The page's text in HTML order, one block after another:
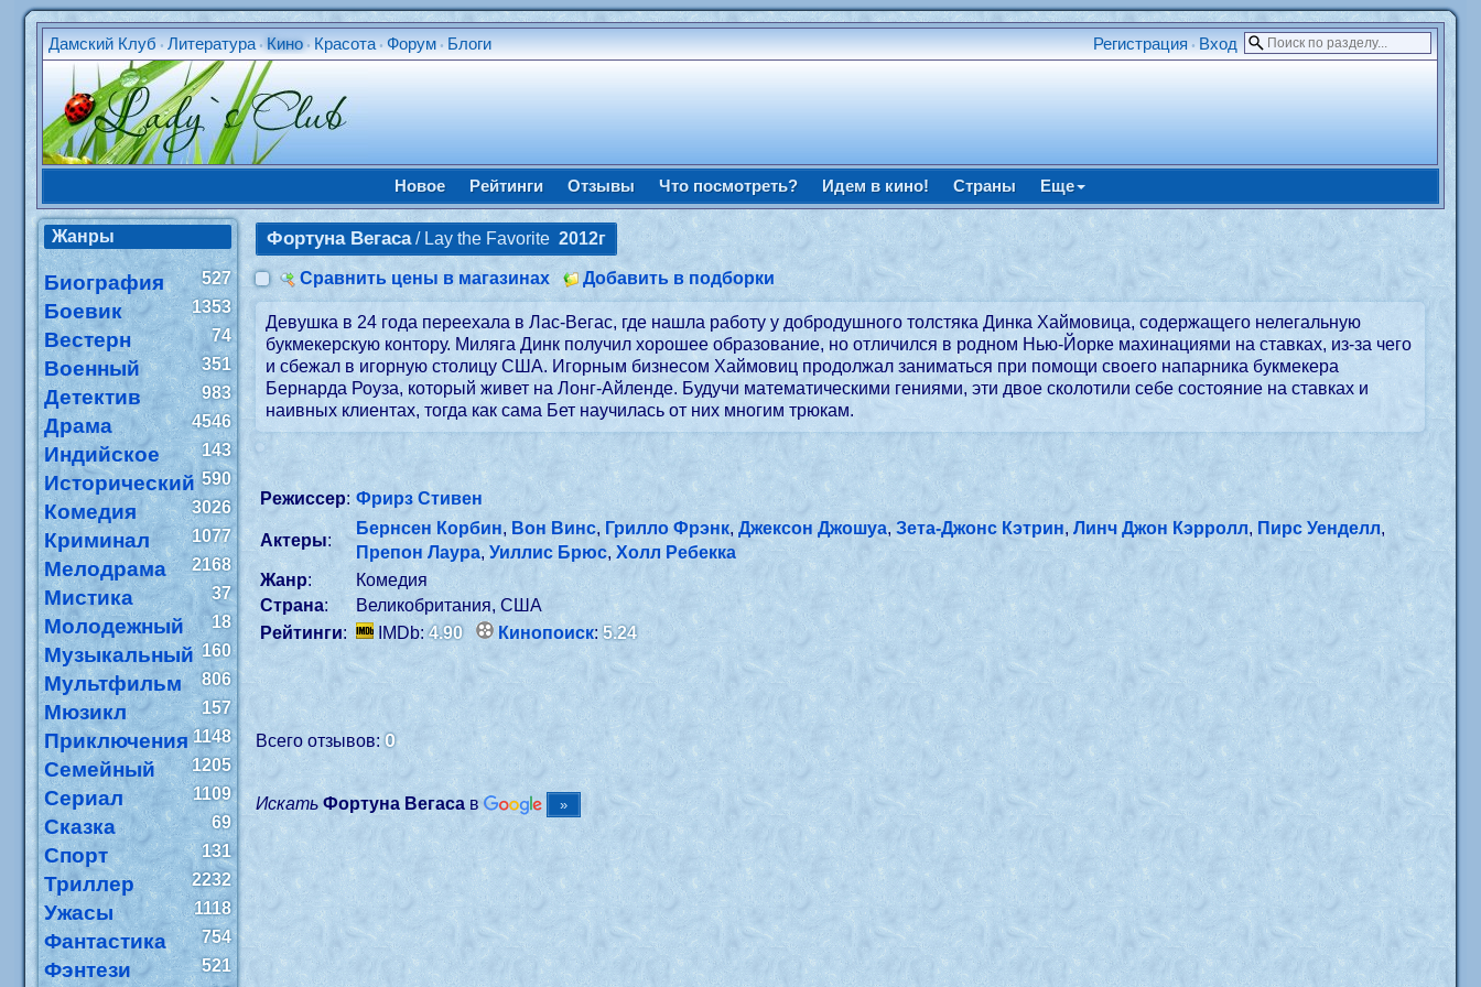
Дамский Клуб •Литература •Кино • Красота •Форум • Блоги Регистрация • Вход
Новое Рейтинги Отзывы Что посмотреть? Идем в кино! Страны Еще
Жанры
Биография 527
Боевик 1353
Вестерн 74
Военный 351
Детектив 983
Драма 4546
Индийское 143
Исторический 590
Комедия 3026
Криминал 1077
Мелодрама 2168
Мистика 37
Молодежный 18
Музыкальный 160
Мультфильм 806
Мюзикл 157
Приключения 1148
Семейный 1205
Сериал 1109
Сказка 69
Спорт 131
Триллер 2232
Ужасы 1118
Фантастика 754
Фэнтези
521
Фортуна Вегаса/ Lay the Favorite2012г
Сравнить цены в магазинах Добавить в подборки
Девушка в 24 года переехала в Лас-Вегас, где нашла работу у добродушного толстяка Динка Хаймовица, содержащего нелегальную
букмекерскую контору. Миляга Динк получил хорошее образование, но отличился в родном Нью-Йорке махинациями на ставках, из-за чего
и сбежал в игорную столицу США. Игорным бизнесом Хаймовиц продолжал заниматься при помощи своего напарника букмекера
Бернарда Роуза, который живет на Лонг-Айленде. Будучи математическими гениями, эти двое сколотили себе состояние на ставках и
наивных клиентах, тогда как сама Бет научилась от них многим трюкам.
Режиссер: Фрирз Стивен
Актеры:
Бернсен Корбин,Вон Винс,Грилло Фрэнк,Джексон Джошуа,Зета-Джонс Кэтрин,Линч Джон Кэрролл, Пирс Уенделл,
Препон Лаура,Уиллис Брюс,Холл Ребекка
Жанр:
Комедия
Страна:
Великобритания, США
Рейтинги: IMDb:4.90 Кинопоиск:5.24
Всего отзывов:0
Искать Фортуна Вегаса в